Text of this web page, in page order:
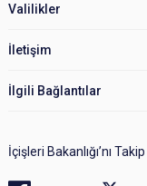
Valilikler
İletişim
İlgili Bağlantılar
İçişleri Bakanlığı’nı